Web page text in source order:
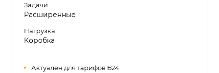
Задачи
Расширенные
Нагрузка
Коробка
Актуален для тарифов Б24